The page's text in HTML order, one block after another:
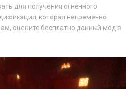
для получения огненного
которая непременно
оцените бесплатно данный мод в